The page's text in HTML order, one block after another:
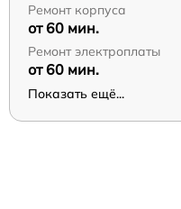
Ремонт корпуса
от 60 мин.
Ремонт электроплаты
от 60 мин.
Показать ещё...